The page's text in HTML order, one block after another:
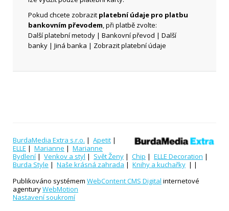
Pokud chcete zobrazit platební údaje pro platbu
bankovním převodem, při platbě zvolte:
Další platební metody | Bankovní převod | Další
banky | Jiná banka | Zobrazit platební údaje
BurdaMedia Extra s.r.o. | Apetit |
ELLE | Marianne | Marianne
Bydlení | Venkov a styl | Svět Ženy | Chip | ELLE Decoration |
Burda Style | Naše krásná zahrada | Knihy a kuchařky | |
Publikováno systémem WebContent CMS Digital internetové
agenturyWebMotion
Nastavení soukromí